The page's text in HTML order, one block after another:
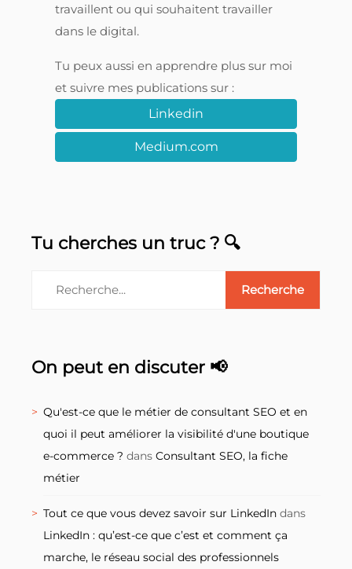
travaillent ou qui souhaitent travailler
dans le digital.
Tu peux aussi en apprendre plus sur moi
et suivre mes publications sur :
Linkedin
Medium.com
Tu cherches un truc ? 🔍
On peut en discuter 📢
Qu'est-ce que le métier de consultant SEO et en
quoi il peut améliorer la visibilité d'une boutique
e-commerce ? dans Consultant SEO, la fiche
métier
Tout ce que vous devez savoir sur LinkedIn dans
LinkedIn : qu’est-ce que c’est et comment ça
marche, le réseau social des professionnels